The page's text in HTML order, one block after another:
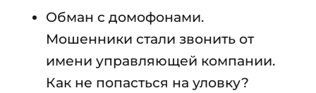
Обман с домофонами.
Мошенники стали звонить от
имени управляющей компании.
Как не попасться на уловку?